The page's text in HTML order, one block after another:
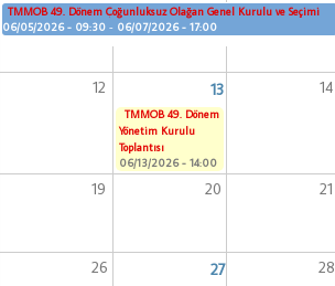
TMMOB 49. Dönem Çoğunluksuz Olağan Genel Kurulu ve Seçimi
06/05/2026 - 09:30 - 06/07/2026 - 17:00
12 13 14
TMMOB 49. Dönem
Yönetim Kurulu
Toplantısı
06/13/2026 - 14:00
19 20 21
26 27 28